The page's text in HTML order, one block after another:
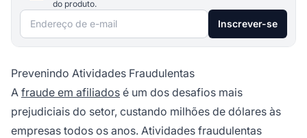
do produto.
Endereço de e-mail Inscrever-se
Prevenindo Atividades Fraudulentas
A fraude em afiliados é um dos desafios mais
prejudiciais do setor, custando milhões de dólares às
empresas todos os anos. Atividades fraudulentas